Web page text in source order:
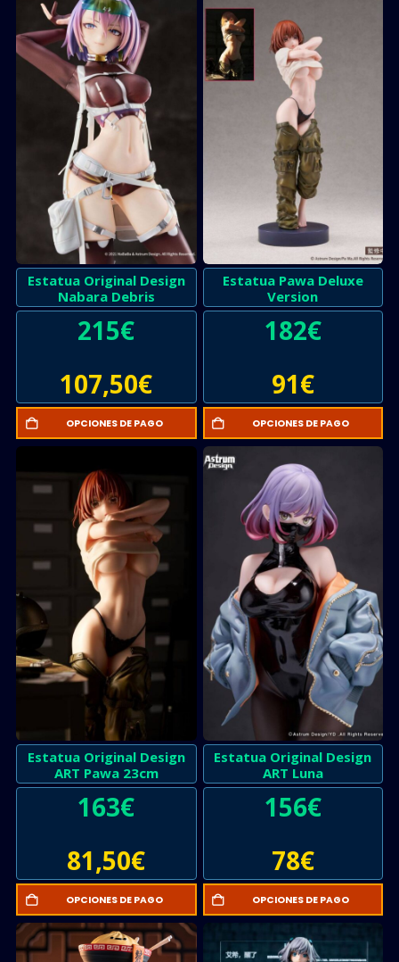
Estatua Original Design
Nabara Debris
215€
107,50€
OPCIONES DE PAGO
Estatua Pawa Deluxe
Version
182€
91€
OPCIONES DE PAGO
Estatua Original Design
ART Pawa 23cm
163€
81,50€
OPCIONES DE PAGO
Estatua Original Design
ART Luna
156€
78€
OPCIONES DE PAGO